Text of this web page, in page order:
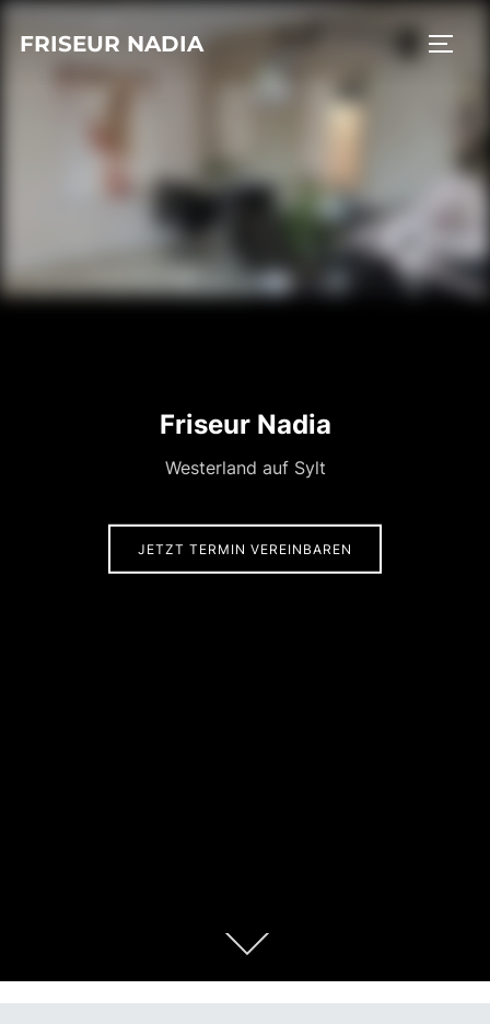
Zum
InhaltFRISEUR NADIA
Friseur Nadia
Westerland auf Sylt
JETZT TERMIN VEREINBAREN
Zum
Inhalt
scrollen